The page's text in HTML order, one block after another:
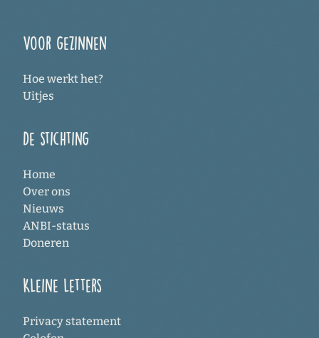
Voor gezinnen
Hoe werkt het?
Uitjes
De stichting
Home
Over ons
Nieuws
ANBI-status
Doneren
Kleine letters
Privacy statement